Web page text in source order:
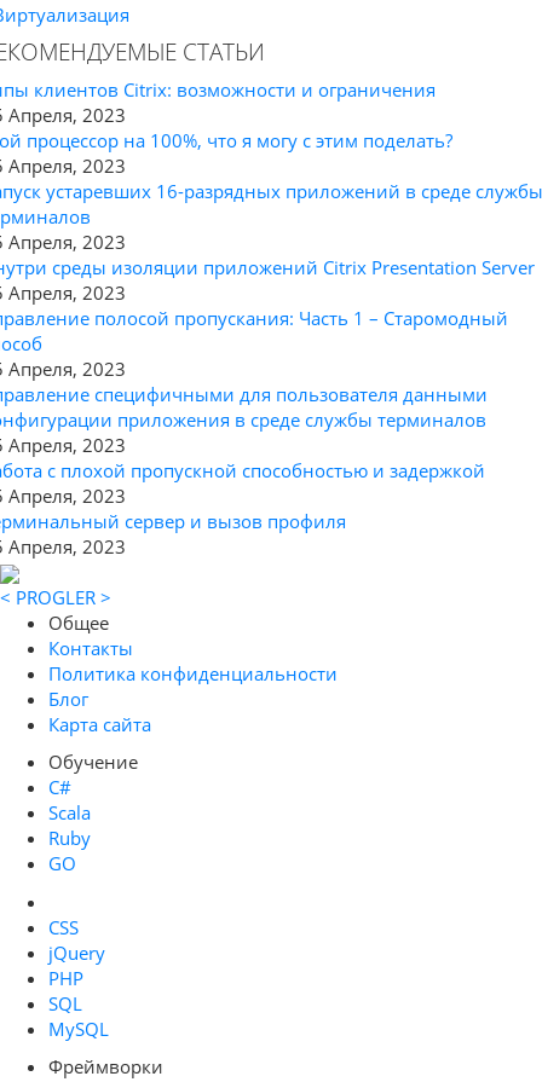
СТАТЬИ
клиентов Citrix: возможности и ограничения
Апреля, 2023
процессор на 100%, что я могу с этим поделать?
Апреля, 2023
устаревших 16-разрядных приложений в среде службы
Апреля, 2023
среды изоляции приложений Citrix Presentation Server
Апреля, 2023
полосой пропускания: Часть 1 – Старомодный
Апреля, 2023
специфичными для пользователя данными
приложения в среде службы терминалов
Апреля, 2023
с плохой пропускной способностью и задержкой
Апреля, 2023
сервер и вызов профиля
Апреля, 2023
< PROGLER >
Общее
Контакты
Политика конфиденциальности
Блог
Карта сайта
Обучение
C#
Scala
Ruby
GO
CSS
jQuery
PHP
SQL
MySQL
Фреймворки